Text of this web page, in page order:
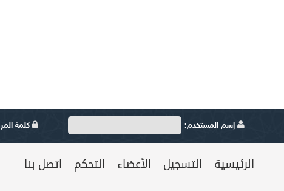
إسم المستخدم: كلمة
الرئيسية التسجيل الأعضاء التحكم اتصل بنا